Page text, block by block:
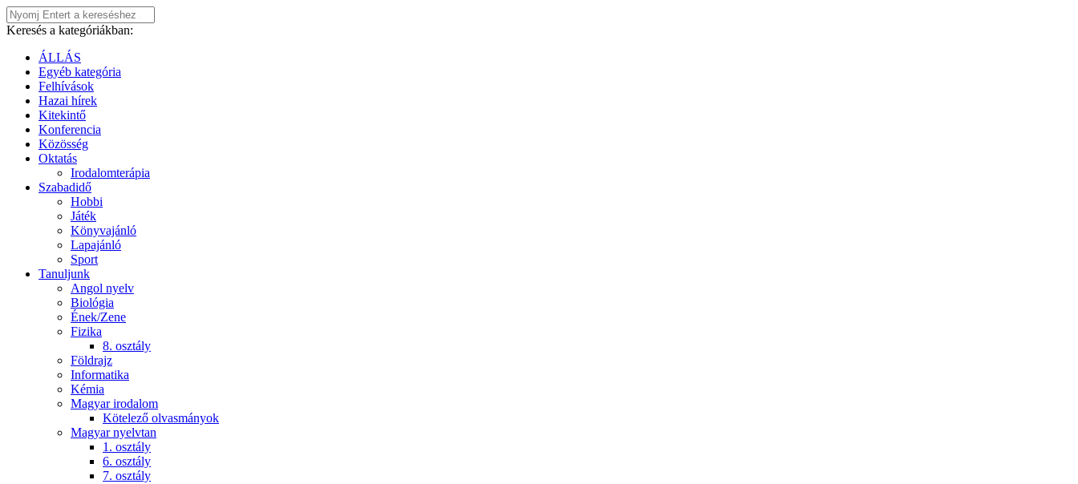
Keresés a kategóriákban:
ÁLLÁS
Egyéb kategória
Felhívások
Hazai hírek
Kitekintő
Konferencia
Közösség
Oktatás
Irodalomterápia
Szabadidő
Hobbi
Játék
Könyvajánló
Lapajánló
Sport
Tanuljunk
Angol nyelv
Biológia
Ének/Zene
Fizika
8. osztály
Földrajz
Informatika
Kémia
Magyar irodalom
Kötelező olvasmányok
Magyar nyelvtan
1. osztály
6. osztály
7. osztály